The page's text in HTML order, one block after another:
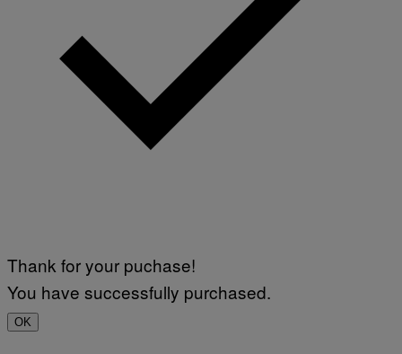
Thank for your puchase!
You have successfully purchased.
OK